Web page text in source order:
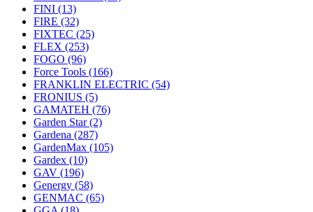
FINI (13)
FIRE (32)
FIXTEC (25)
FLEX (253)
FOGO (96)
Force Tools (166)
FRANKLIN ELECTRIC (54)
FRONIUS (5)
GAMATEH (76)
Garden Star(2)
Gardena (287)
GardenMax (105)
Gardex (10)
GAV (196)
Genergy (58)
GENMAC (65)